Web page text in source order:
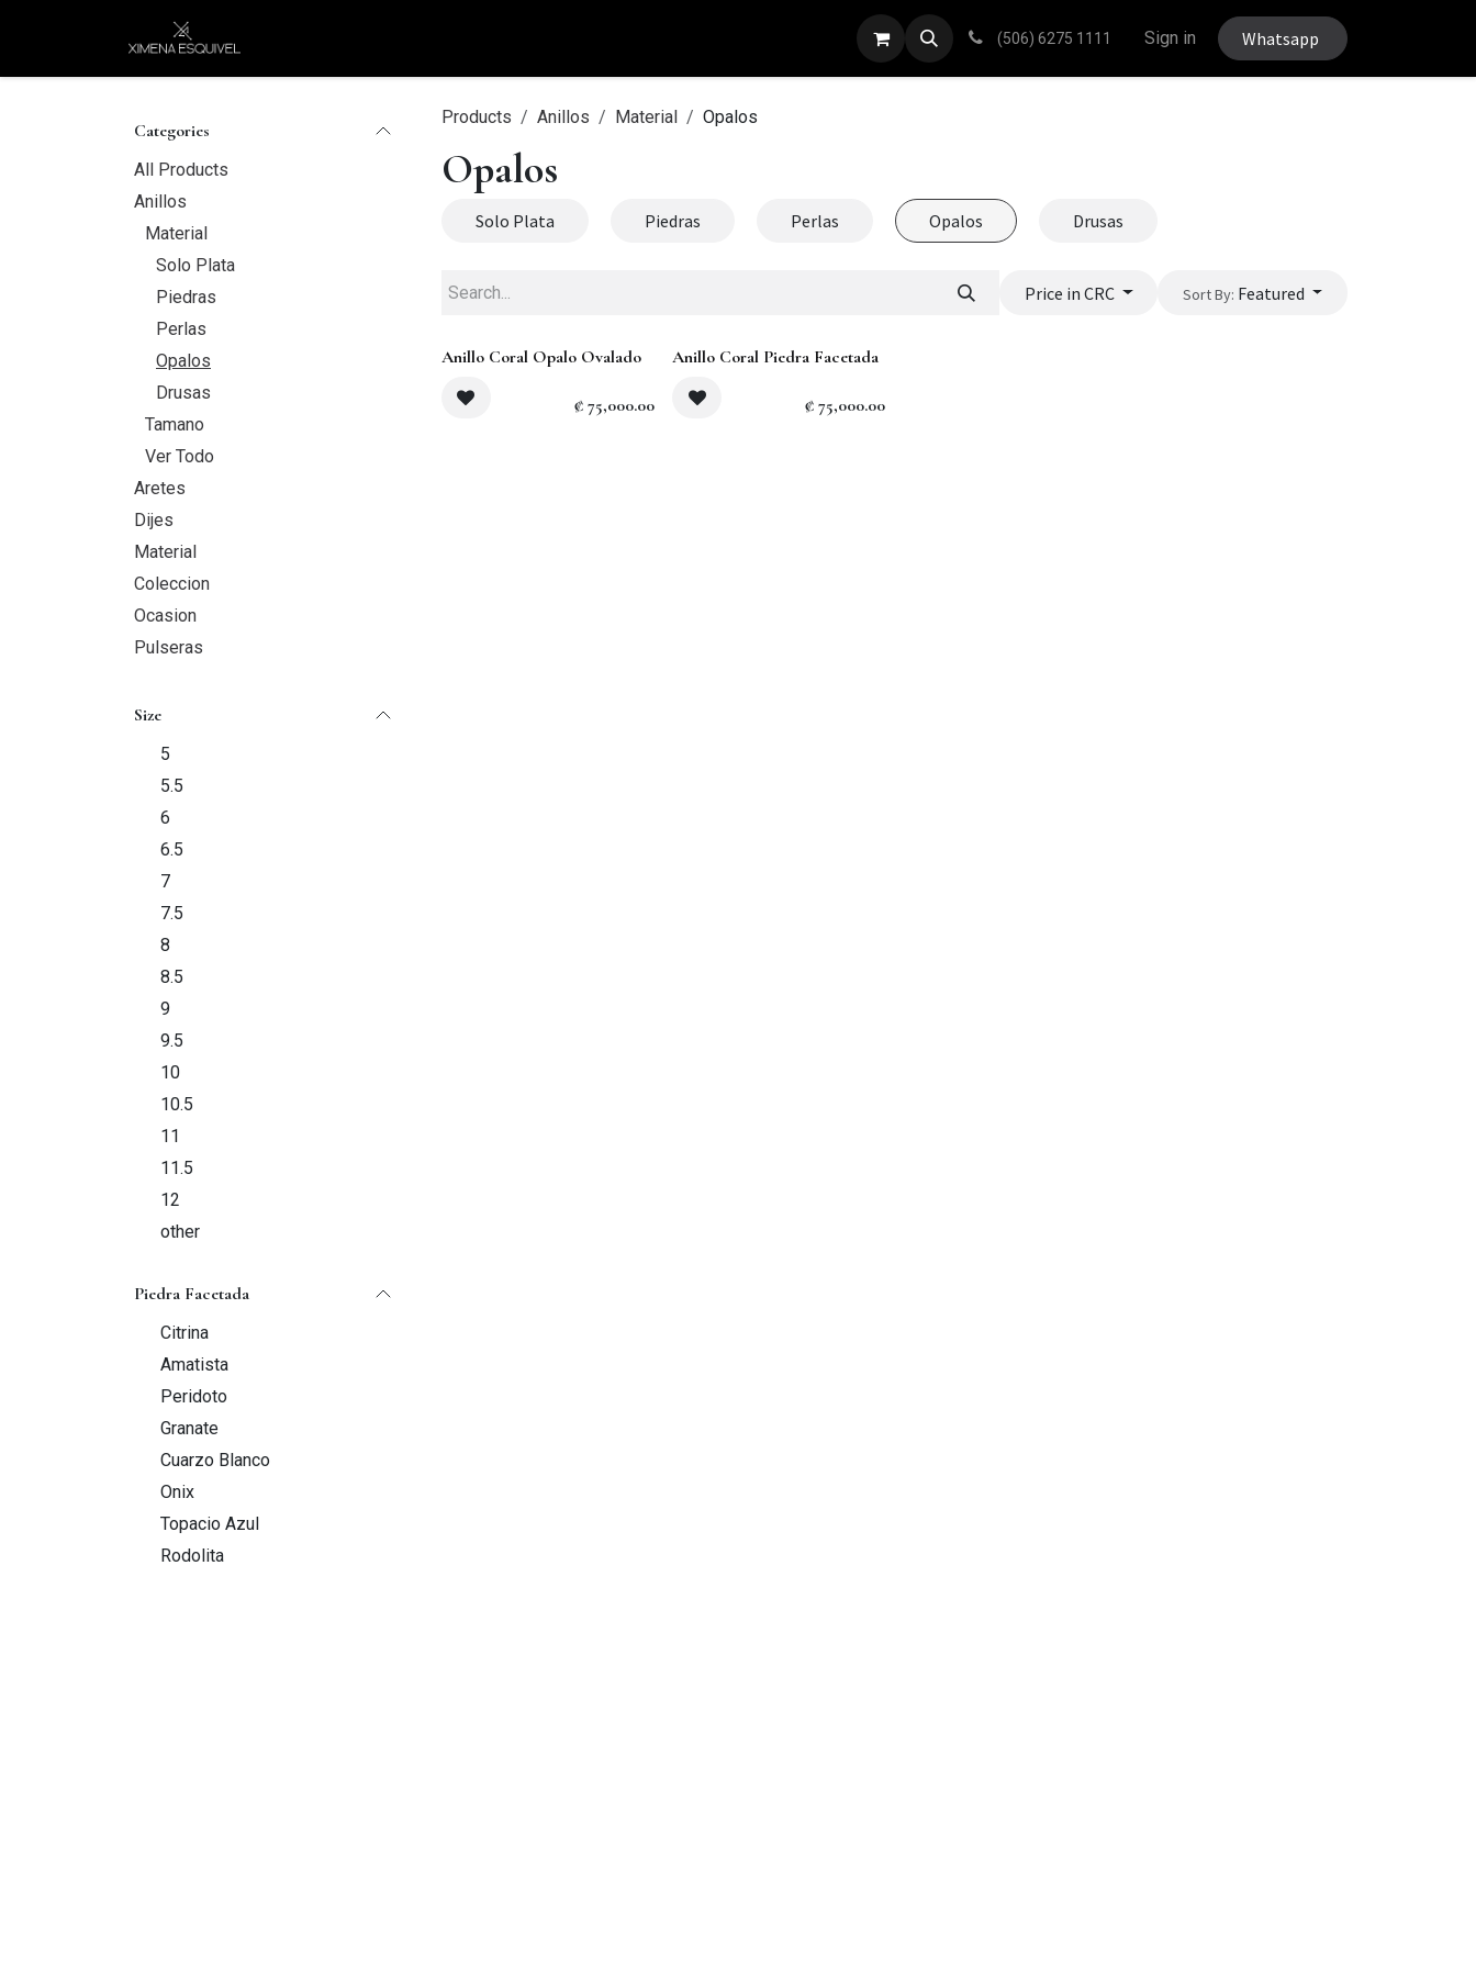
PULSERAS (506) 6275 1111 Sign in Whatsapp
Categories
All Products
Anillos
Material
Solo Plata
Piedras
Perlas
Opalos
Drusas
Tamano
Ver Todo
Aretes
Dijes
Material
Coleccion
Ocasion
Pulseras
Size
5
5.5
6
6.5
7
7.5
8
8.5
9
9.5
10
10.5
11
11.5
12
other
Piedra Facetada
Citrina
Amatista
Peridoto
Granate
Cuarzo Blanco
Onix
Topacio Azul
Rodolita
Products Anillos Material Opalos
Opalos
Solo Plata Piedras Perlas Opalos Drusas
Price in CRC Sort By: Featured
Anillo Coral Opalo Ovalado
₡75,000.00
Anillo Coral Piedra Facetada
₡75,000.00